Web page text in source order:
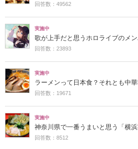
回答数：49562
実施中
歌が上手だと思うホロライブのメン
回答数：23893
実施中
ラーメンって日本食？それとも中華
回答数：19671
実施中
神奈川県で一番うまいと思う「横
回答数：8512